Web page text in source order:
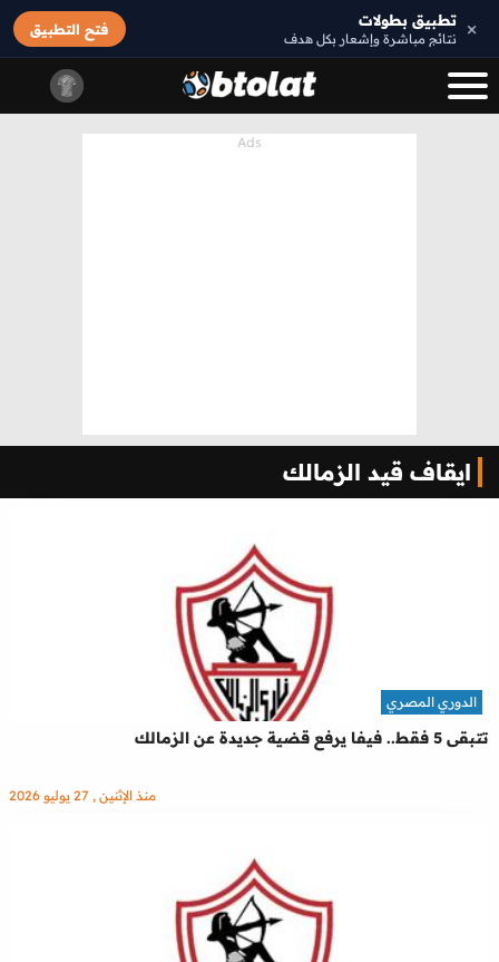
× تطبيق بطولات
نتائج مباشرة وإشعار بكل هدف
فتح التطبيق
ايقاف قيد الزمالك
تتبقى 5 فقط.. فيفا يرفع قضية جديدة عن الزمالك
الدوري المصري
منذ الإثنين , 27 يوليو 2026